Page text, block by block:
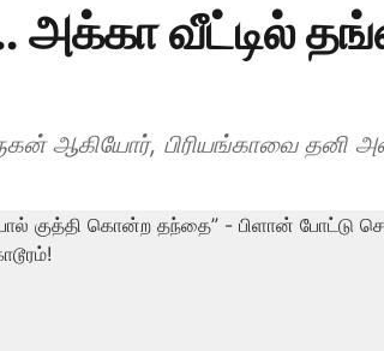
வீட்டில்
ஆகியோர், பிரியங்காவை தனி